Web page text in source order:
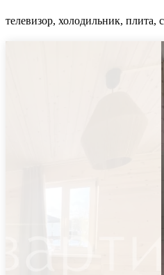
телевизор, холодильник, плита,